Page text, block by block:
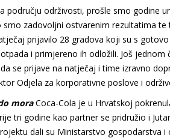
području održivosti, prošle smo godine
smo zadovoljni ostvarenim rezultatima
prijavilo 28 gradova koji su s
i primjereno ih odložili. Još
se prijave na natječaj i time izravno
Odjela za korporativne poslove i
moraCoca-Cola je u Hrvatskoj
tri godine kao partner se pridružio i
dali su Ministarstvo gospodarstva